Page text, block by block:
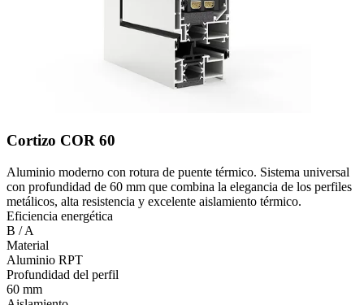
Cortizo COR 60
Aluminio moderno con rotura de puente térmico. Sistema universal
con profundidad de 60 mm que combina la elegancia de los perfiles
metálicos, alta resistencia y excelente aislamiento térmico.
Eficiencia energética
B / A
Material
Aluminio RPT
Profundidad del perfil
60 mm